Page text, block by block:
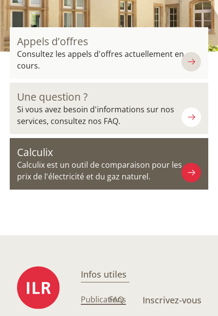
Appels d’offres
Consultez les appels d'offres actuellement en
cours.
Une question ?
Si vous avez besoin d'informations sur nos
services, consultez nos FAQ.
Calculix
Calculix est un outil de comparaison pour les
prix de l'électricité et du gaz naturel.
Infos utiles
Publications
FAQ Inscrivez-vous